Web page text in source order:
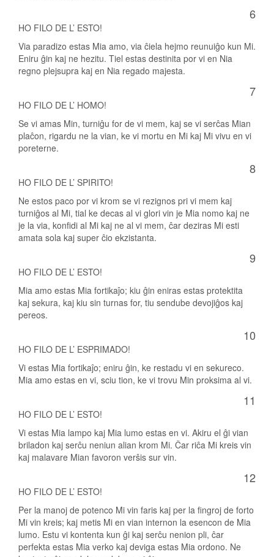
6
HO FILO DE L’ ESTO!
Via paradizo estas Mia amo, via ĉiela hejmo reunuiĝo kun Mi.
Eniru ĝin kaj ne hezitu. Tiel estas destinita por vi en Nia
regno plejsupra kaj en Nia regado majesta.
7
HO FILO DE L’ HOMO!
Se vi amas Min, turniĝu for de vi mem, kaj se vi serĉas Mian
plaĉon, rigardu ne la vian, ke vi mortu en Mi kaj Mi vivu en vi
poreterne.
8
HO FILO DE L’ SPIRITO!
Ne estos paco por vi krom se vi rezignos pri vi mem kaj
turniĝos al Mi, tial ke decas al vi glori vin je Mia nomo kaj ne
je la via, konfidi al Mi kaj ne al vi mem, ĉar deziras Mi esti
amata sola kaj super ĉio ekzistanta.
9
HO FILO DE L’ ESTO!
Mia amo estas Mia fortikaĵo; kiu ĝin eniras estas protektita
kaj sekura, kaj kiu sin turnas for, tiu sendube devojiĝos kaj
pereos.
10
HO FILO DE L’ ESPRIMADO!
Vi estas Mia fortikaĵo; eniru ĝin, ke restadu vi en sekureco.
Mia amo estas en vi, sciu tion, ke vi trovu Min proksima al vi.
11
HO FILO DE L’ ESTO!
Vi estas Mia lampo kaj Mia lumo estas en vi. Akiru el ĝi vian
briladon kaj serĉu neniun alian krom Mi. Ĉar riĉa Mi kreis vin
kaj malavare Mian favoron verŝis sur vin.
12
HO FILO DE L’ ESTO!
Per la manoj de potenco Mi vin faris kaj per la fingroj de forto
Mi vin kreis; kaj metis Mi en vian internon la esencon de Mia
lumo. Estu vi kontenta kun ĝi kaj serĉu nenion pli, ĉar
perfekta estas Mia verko kaj deviga estas Mia ordono. Ne